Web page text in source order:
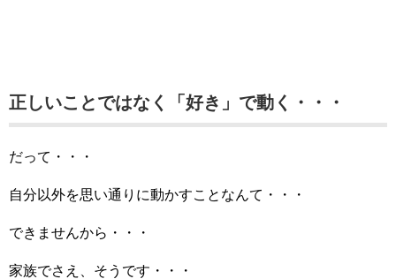
正しいことではなく「好き」で動く・・・
だって・・・
自分以外を思い通りに動かすことなんて・・・
できませんから・・・
家族でさえ、そうです・・・